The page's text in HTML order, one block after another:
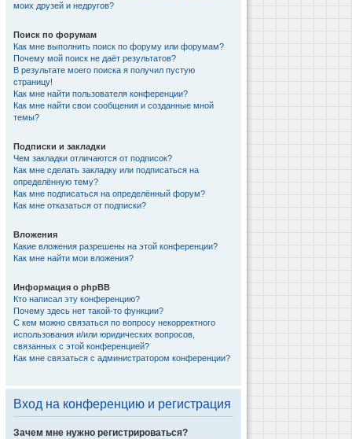
моих друзей и недругов?
Поиск по форумам
Как мне выполнить поиск по форуму или форумам?
Почему мой поиск не даёт результатов?
В результате моего поиска я получил пустую
страницу!
Как мне найти пользователя конференции?
Как мне найти свои сообщения и созданные мной
темы?
Подписки и закладки
Чем закладки отличаются от подписок?
Как мне сделать закладку или подписаться на
определённую тему?
Как мне подписаться на определённый форум?
Как мне отказаться от подписки?
Вложения
Какие вложения разрешены на этой конференции?
Как мне найти мои вложения?
Информация о phpBB
Кто написал эту конференцию?
Почему здесь нет такой-то функции?
С кем можно связаться по вопросу некорректного
использования и/или юридических вопросов,
связанных с этой конференцией?
Как мне связаться с администратором конференции?
Вход на конференцию и регистрация
Зачем мне нужно регистрироваться?